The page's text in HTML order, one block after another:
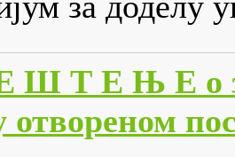
Т Е Њ Е о
отвореном